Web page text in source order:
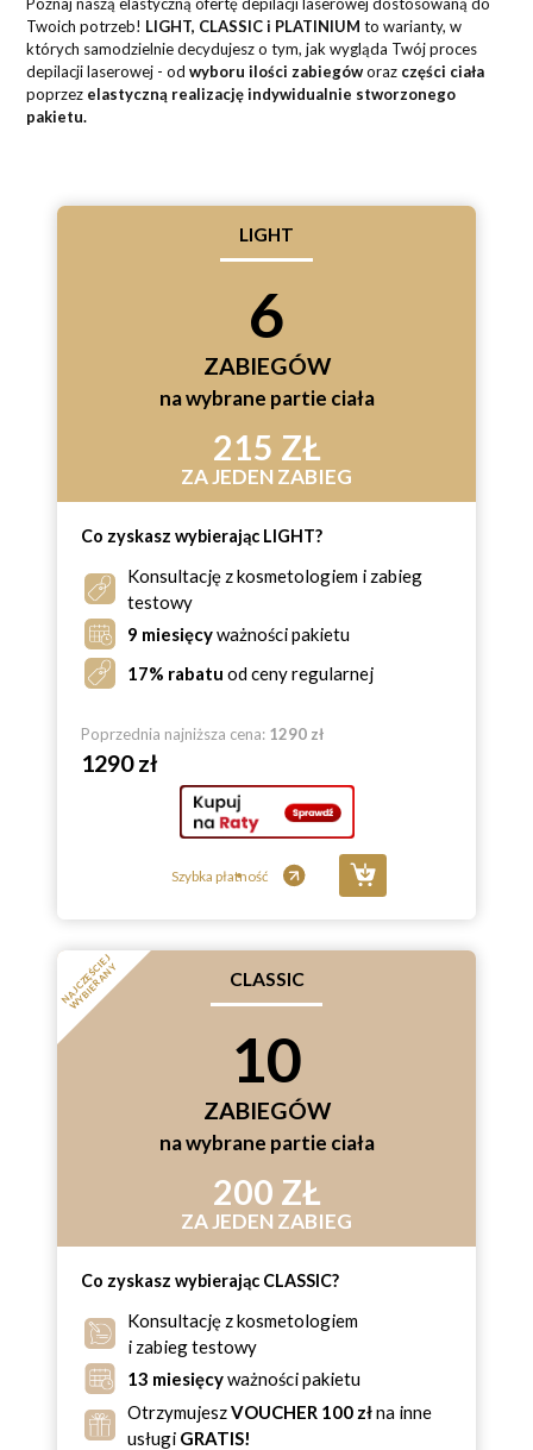
Twoich potrzeb! LIGHT, CLASSIC i PLATINIUM to warianty, w
których samodzielnie decydujesz o tym, jak wygląda Twój proces
depilacji laserowej - odwyboru ilości zabiegóworaz części ciała
poprzez elastyczną realizację indywidualnie stworzonego
pakietu.
LIGHT
6
ZABIEGÓW
na wybrane partie ciała
215 ZŁ
ZA JEDEN ZABIEG
Co zyskasz wybierając LIGHT?
Konsultację z kosmetologiem i zabieg
testowy
9 miesięcyważności pakietu
17% rabatu od ceny regularnej
Poprzednia najniższa cena: 1290 zł
1290 zł
Szybka płatność
N
A
J
C
Z
Ę
Ś
C
I
E
J
W
Y
B
I
E
R
A
N
Y CLASSIC
10
ZABIEGÓW
na wybrane partie ciała
200 ZŁ
ZA JEDEN ZABIEG
Co zyskasz wybierając CLASSIC?
Konsultację z kosmetologiem
i zabieg testowy
13 miesięcyważności pakietu
OtrzymujeszVOUCHER 100 złna inne
usługi GRATIS!